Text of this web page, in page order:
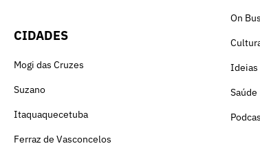
CIDADES
Mogi das Cruzes
Suzano
Itaquaquecetuba
Ferraz de Vasconcelos
On
Ideias
Saúde